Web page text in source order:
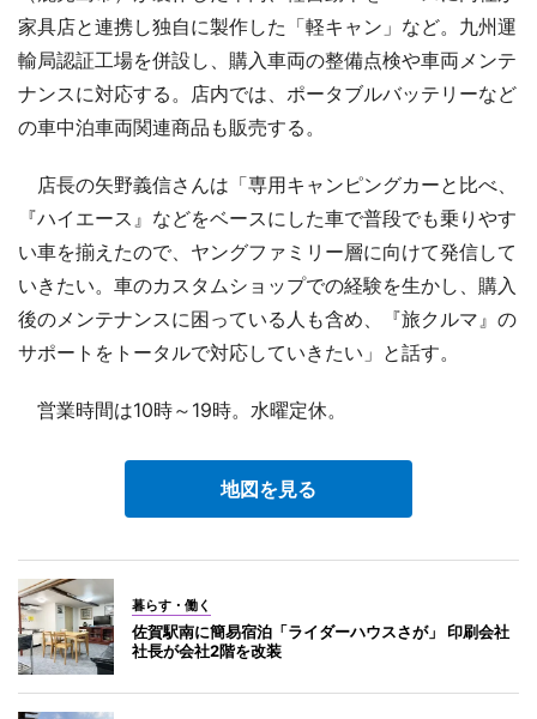
家具店と連携し独自に製作した「軽キャン」など。九州運
輸局認証工場を併設し、購入車両の整備点検や車両メンテ
ナンスに対応する。店内では、ポータブルバッテリーなど
の車中泊車両関連商品も販売する。
店長の矢野義信さんは「専用キャンピングカーと比べ、
『ハイエース』などをベースにした車で普段でも乗りやす
い車を揃えたので、ヤングファミリー層に向けて発信して
いきたい。車のカスタムショップでの経験を生かし、購入
後のメンテナンスに困っている人も含め、『旅クルマ』の
サポートをトータルで対応していきたい」と話す。
営業時間は10時～19時。水曜定休。
地図を見る
暮らす・働く
佐賀駅南に簡易宿泊「ライダーハウスさが」 印刷会社
社長が会社2階を改装